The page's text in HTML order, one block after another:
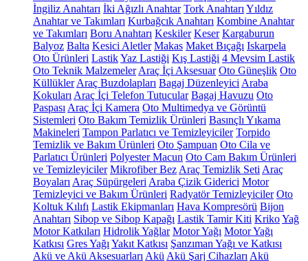
İngiliz Anahtarı İki Ağızlı Anahtar Tork Anahtarı Yıldız
Anahtar ve Takımları Kurbağcık Anahtarı Kombine Anahtar
ve Takımları Boru Anahtarı Keskiler Keser Kargaburun
Balyoz Balta Kesici Aletler Makas Maket Bıçağı Iskarpela
Oto Ürünleri LastikYaz Lastiği Kış Lastiği 4 Mevsim Lastik
Oto Teknik Malzemeler Araç İçi Aksesuar Oto Güneşlik Oto
Küllükler Araç Buzdolapları Bagaj Düzenleyici Araba
Kokuları Araç İçi Telefon Tutucular Bagaj Havuzu Oto
Paspası Araç İçi Kamera Oto Multimedya ve Görüntü
Sistemleri Oto Bakım Temizlik Ürünleri Basınçlı Yıkama
Makineleri Tampon Parlatıcı ve Temizleyiciler Torpido
Temizlik ve Bakım Ürünleri Oto Şampuan Oto Cila ve
Parlatıcı Ürünleri Polyester Macun Oto Cam Bakım Ürünleri
ve Temizleyiciler Mikrofiber Bez Araç Temizlik Seti Araç
Boyaları Araç Süpürgeleri Araba Çizik Giderici Motor
Temizleyici ve Bakım Ürünleri Radyatör Temizleyiciler Oto
Koltuk Kılıfı Lastik Ekipmanları Hava Kompresörü Bijon
Anahtarı Sibop ve Sibop Kapağı Lastik Tamir Kiti KrikoYağ
Motor Katkıları Hidrolik Yağlar Motor Yağı Motor Yağı
Katkısı Gres Yağı Yakıt Katkısı Şanzıman Yağı ve Katkısı
Akü ve Akü Aksesuarları Akü Akü Şarj Cihazları Akü